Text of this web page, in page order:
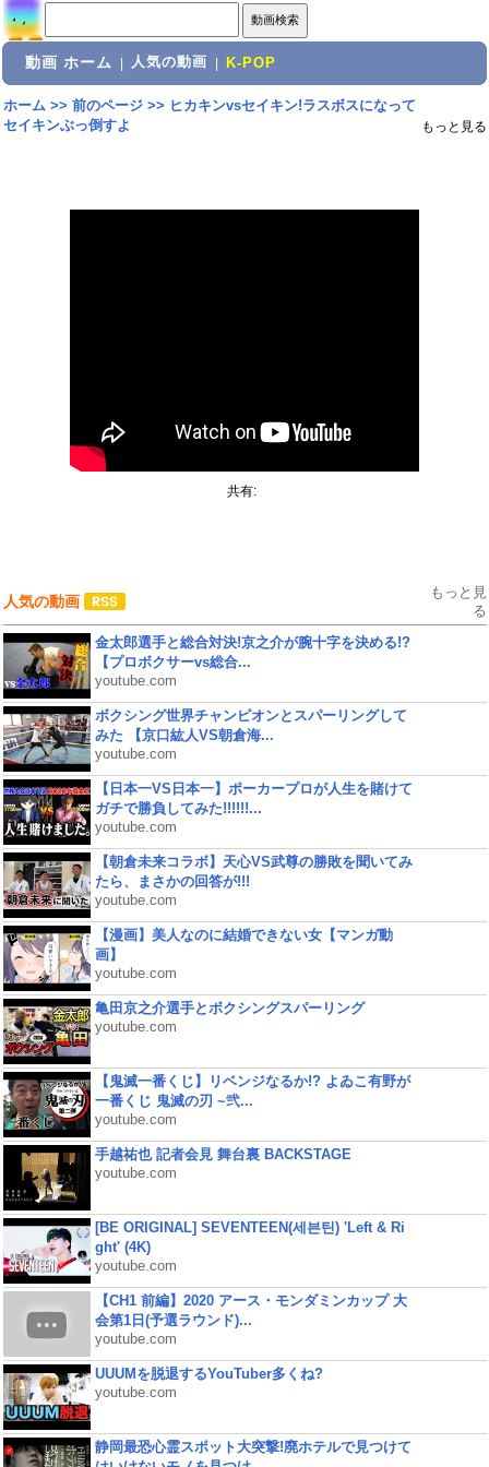
動画 ホーム 人気の動画 K-POP
ホーム>> 前のページ>> ヒカキンvsセイキン!ラスボスになって
セイキンぶっ倒すよ
もっと見る
共有:
人気の動画
もっと見
る
金太郎選手と総合対決!京之介が腕十字を決める!?
【プロボクサーvs総合...
youtube.com
ボクシング世界チャンピオンとスパーリングして
みた 【京口紘人VS朝倉海...
youtube.com
【日本一VS日本一】ポーカープロが人生を賭けて
ガチで勝負してみた!!!!!!...
youtube.com
【朝倉未来コラボ】天心VS武尊の勝敗を聞いてみ
たら、まさかの回答が!!!
youtube.com
【漫画】美人なのに結婚できない女【マンガ動
画】
youtube.com
亀田京之介選手とボクシングスパーリング
youtube.com
【鬼滅一番くじ】リベンジなるか!? よゐこ有野が
一番くじ 鬼滅の刃 ~弐...
youtube.com
手越祐也 記者会見 舞台裏 BACKSTAGE
youtube.com
[BE ORIGINAL] SEVENTEEN(세븐틴) 'Left & Ri
ght' (4K)
youtube.com
【CH1 前編】2020 アース・モンダミンカップ 大
会第1日(予選ラウンド)...
youtube.com
UUUMを脱退するYouTuber多くね?
youtube.com
静岡最恐心霊スポット大突撃!廃ホテルで見つけて